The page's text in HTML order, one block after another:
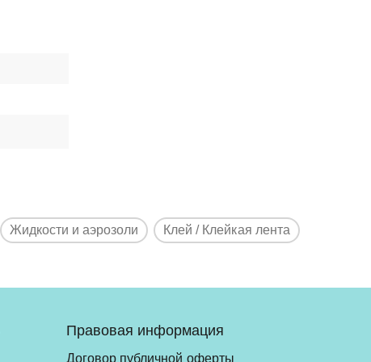
Жидкости и аэрозоли Клей / Клейкая лента
Правовая информация
Договор публичной оферты